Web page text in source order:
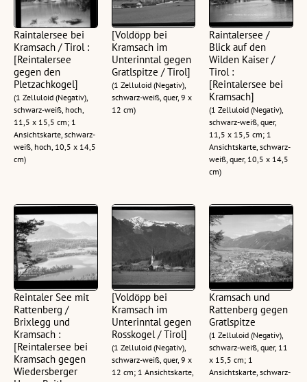
Raintalersee bei
Kramsach / Tirol :
[Reintalersee
gegen den
Pletzachkogel]
(1 Zelluloid (Negativ),
schwarz-weiß, hoch,
11,5 x 15,5 cm; 1
Ansichtskarte, schwarz-
weiß, hoch, 10,5 x 14,5
cm)
[Voldöpp bei
Kramsach im
Unterinntal gegen
Gratlspitze / Tirol]
(1 Zelluloid (Negativ),
schwarz-weiß, quer, 9 x
12 cm)
Raintalersee /
Blick auf den
Wilden Kaiser /
Tirol :
[Reintalersee bei
Kramsach]
(1 Zelluloid (Negativ),
schwarz-weiß, quer,
11,5 x 15,5 cm; 1
Ansichtskarte, schwarz-
weiß, quer, 10,5 x 14,5
cm)
Reintaler See mit
Rattenberg /
Brixlegg und
Kramsach :
[Reintalersee bei
Kramsach gegen
Wiedersberger
[Voldöpp bei
Kramsach im
Unterinntal gegen
Rosskogel / Tirol]
(1 Zelluloid (Negativ),
schwarz-weiß, quer, 9 x
12 cm; 1 Ansichtskarte,
Kramsach und
Rattenberg gegen
Gratlspitze
(1 Zelluloid (Negativ),
schwarz-weiß, quer, 11
x 15,5 cm; 1
Ansichtskarte, schwarz-